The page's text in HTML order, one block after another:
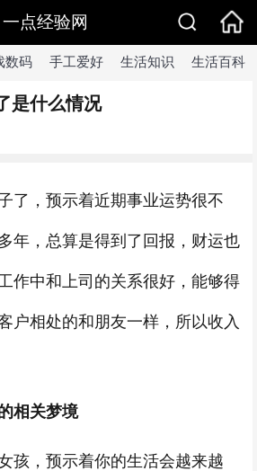
一点经验网
数码 手工爱好 生活知识 生活百科
是什么情况
了，预示着近期事业运势很不
年，总算是得到了回报，财运也
作中和上司的关系很好，能够得
户相处的和朋友一样，所以收入
相关梦境
孩，预示着你的生活会越来越